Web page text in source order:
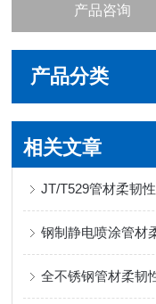
产品咨询
产品分类
相关文章
JT/T529管材柔韧
钢制静电喷涂管材
全不锈钢管材柔韧